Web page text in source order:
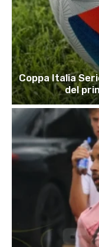
Coppa Italia
del